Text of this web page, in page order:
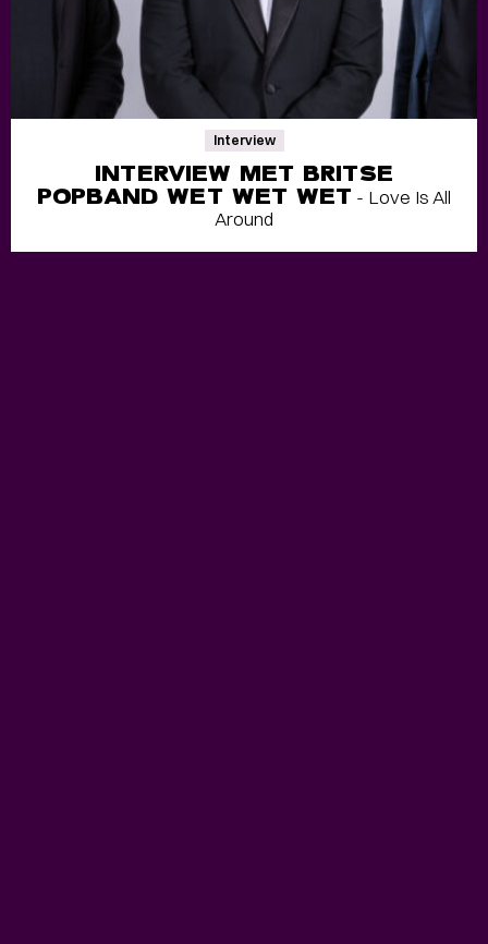
Interview
INTERVIEW MET BRITSE
POPBAND WET WET WET - Love Is All
Around